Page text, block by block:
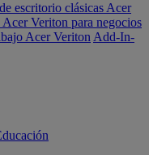
escritorio clásicas Acer
Veriton para negocios
Acer Veriton Add-In-